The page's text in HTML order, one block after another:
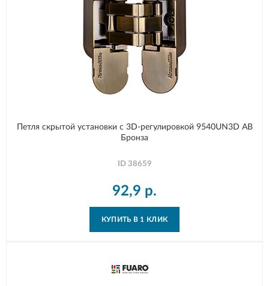
Петля скрытой установки с 3D-регулировкой 9540UN3D AB
Бронза
ID 38659
92,9 р.
КУПИТЬ В 1 КЛИК